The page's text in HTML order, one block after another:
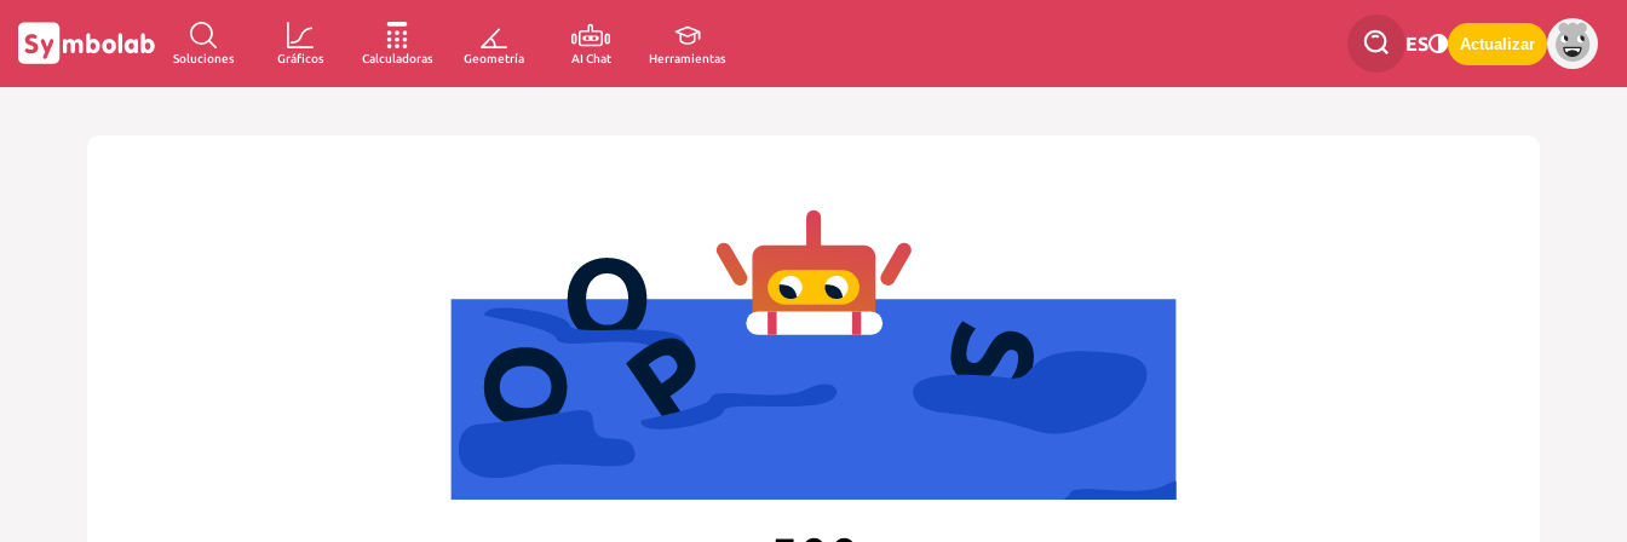
Soluciones Gráficos Calculadoras Geometría AI Chat Herramientas
ES Actualizar